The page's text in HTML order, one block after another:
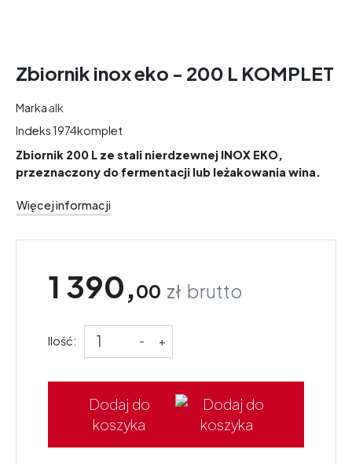
Zbiornik inox eko - 200 L KOMPLET
Marka alk
Indeks1974komplet
Zbiornik 200 L ze stali nierdzewnej INOX EKO,
przeznaczony do fermentacji lub leżakowania wina.
Więcej informacji
1 390,00 zł brutto
Ilość: - +
Dodaj do
koszyka